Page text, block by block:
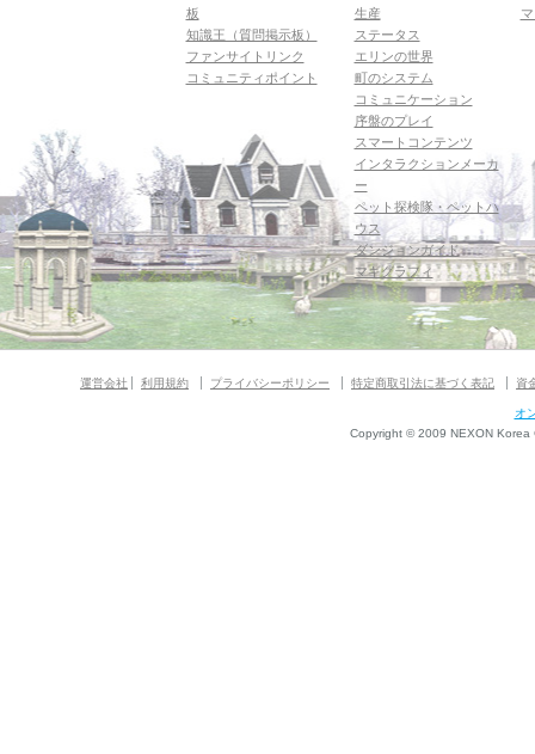
板
知識王（質問掲示板）
ファンサイトリンク
コミュニティポイント
生産
ステータス
エリンの世界
町のシステム
コミュニケーション
序盤のプレイ
スマートコンテンツ
インタラクションメーカ
ー
ペット探検隊・ペットハ
ウス
ダンジョンガイド
マギグラフィ
運営会社 利用規約 プライバシーポリシー 特定商取引法に基づく表記 資
オ
Copyright © 2009 NEXON Korea